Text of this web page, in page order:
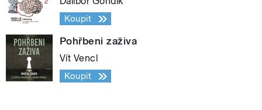
Koupit
Pohřbeni zaživa
Vít Vencl
Koupit